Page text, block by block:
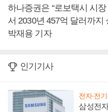
하나증권은 “로보택시 시
서 2030년 457억 달러까지
박재용 기자
인기기사
전자·전
삼성전